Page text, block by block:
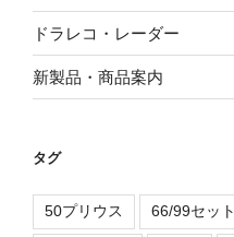
ドラレコ・レーダー
新製品・商品案内
タグ
50プリウス 66/99セット